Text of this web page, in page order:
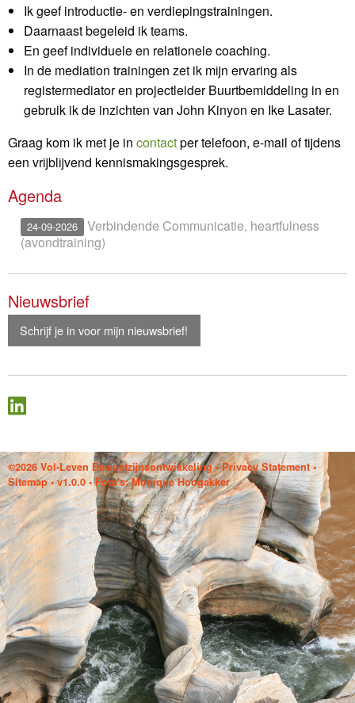
Ik geef introductie- en verdiepingstrainingen.
Daarnaast begeleid ik teams.
En geef individuele en relationele coaching.
In de mediation trainingen zet ik mijn ervaring als
registermediator en projectleider Buurtbemiddeling in en
gebruik ik de inzichten van John Kinyon en Ike Lasater.
Graag kom ik met je in contactper telefoon, e-mail of tijdens
een vrijblijvend kennismakingsgesprek.
Agenda
24-09-2026
Verbindende Communicatie, heartfulness
(avondtraining)
Nieuwsbrief
Schrijf je in voor mijn nieuwsbrief!
©2026 Vol-Leven Bewustzijnsontwikkeling•Privacy Statement •
Sitemap• v1.0.0 • Foto's: Monique Hoogakker